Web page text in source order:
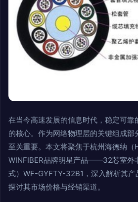
在当今高速发展的信息时代，稳定可靠
的核心。作为网络物理层的关键组成部
至关重要。本文将聚焦于杭州海德纳
WINFIBER品牌明星产品——32芯室外
式）WF-GYFTY-32B1，深入解析其
探讨其市场价格与经销渠道。